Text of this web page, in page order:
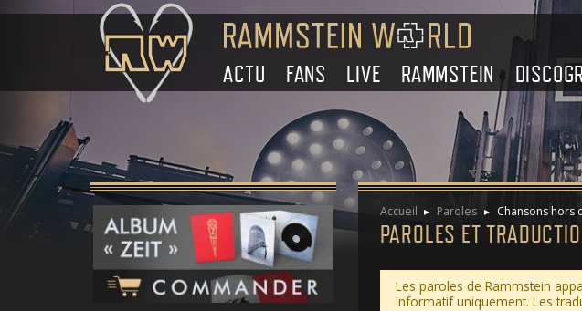
ACTU FANS LIVE RAMMSTEIN
Accueil Paroles Chansons hors
PAROLES ET
Les paroles de Rammstein
informatif uniquement. Les